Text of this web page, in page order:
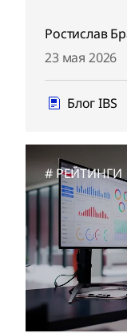
Ростислав
23 мая 2026
Блог IBS
РЕЙТИНГИ